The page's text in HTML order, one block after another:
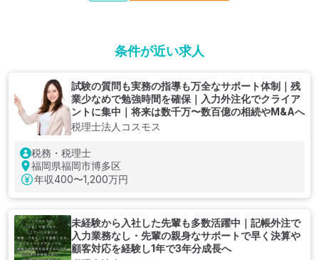
条件が近い求人
試験の質問も実務の指導も万全なサポート体制｜残
業少なめで勉強時間を確保｜入力外注化でクライア
ントに集中｜将来は数千万〜数百億の相続やM&Aへ
税理士法人コスモス
税務・税理士
福岡県福岡市博多区
年収400〜1,200万円
未経験から入社した先輩も多数活躍中｜記帳外注で
入力業務なし・先輩の親身なサポートで早く決算や
顧客対応を経験し1年で3年分成長へ